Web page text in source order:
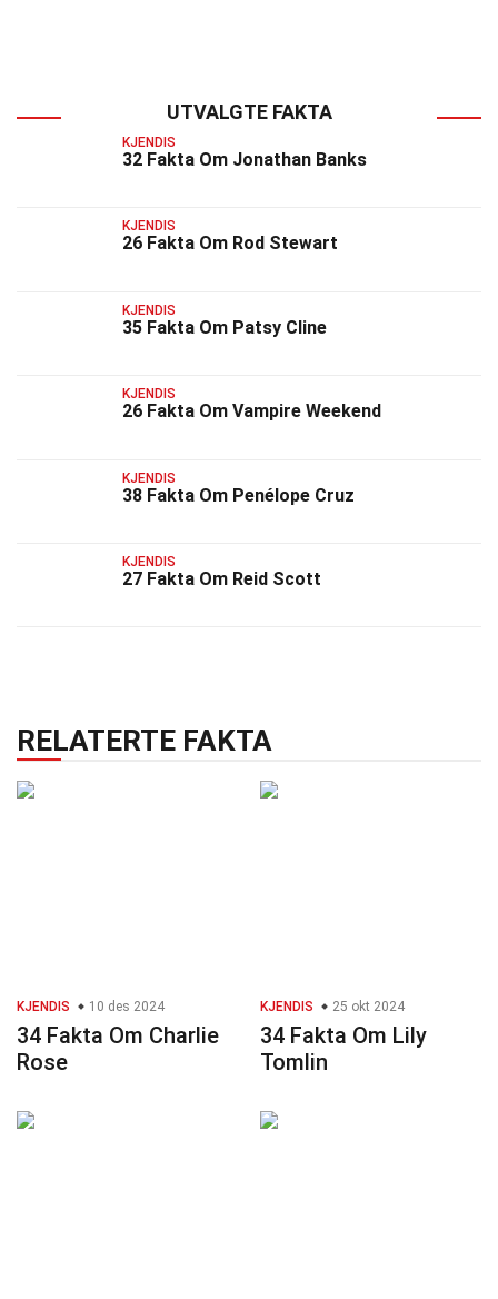
UTVALGTE FAKTA
KJENDIS
32 Fakta Om Jonathan Banks
KJENDIS
26 Fakta Om Rod Stewart
KJENDIS
35 Fakta Om Patsy Cline
KJENDIS
26 Fakta Om Vampire Weekend
KJENDIS
38 Fakta Om Penélope Cruz
KJENDIS
27 Fakta Om Reid Scott
RELATERTE FAKTA
KJENDIS 10 des 2024
34 Fakta Om Charlie
Rose
KJENDIS 25 okt 2024
34 Fakta Om Lily
Tomlin